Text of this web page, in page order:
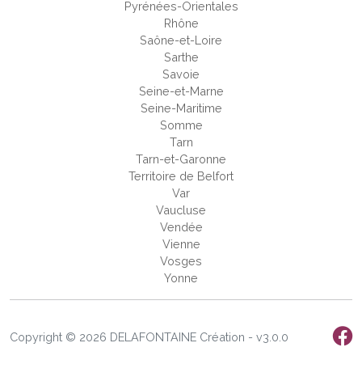
Pyrénées-Orientales
Rhône
Saône-et-Loire
Sarthe
Savoie
Seine-et-Marne
Seine-Maritime
Somme
Tarn
Tarn-et-Garonne
Territoire de Belfort
Var
Vaucluse
Vendée
Vienne
Vosges
Yonne
Copyright © 2026 DELAFONTAINE Création - v3.0.0